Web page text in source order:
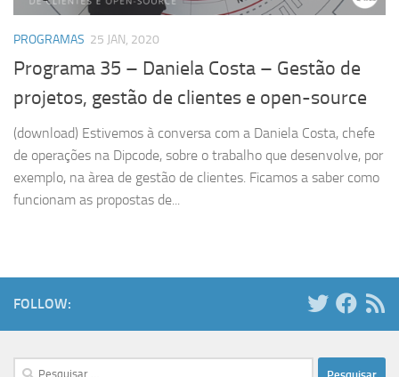
PROGRAMAS 25 JAN, 2020
Programa 35 – Daniela Costa – Gestão de
projetos, gestão de clientes e open-source
(download) Estivemos à conversa com a Daniela Costa, chefe
de operações na Dipcode, sobre o trabalho que desenvolve, por
exemplo, na àrea de gestão de clientes. Ficamos a saber como
funcionam as propostas de...
FOLLOW:
Pesquisar